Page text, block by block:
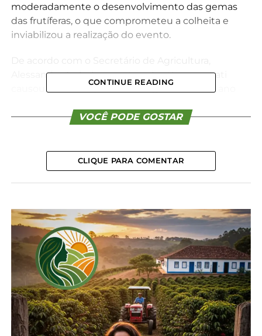
moderadamente o desenvolvimento das gemas
das frutíferas, o que comprometeu a colheita e
inviabilizou a realização do evento.
Alessandro Trybek, o cenário climático em Irati
causou danos irreparáveis. “As geadas desse ano
formação das gemas, que são essenciais para o
pêssegos, limitando o volume disponível para a
colheita e para a realização da Festa do Pêssego”,
esclarece o secretário.
Como alternativa, a Prefeitura disponibilizou um
espaço para que os pêssegos sejam
comercializados a partir do dia 18 de novembro na
Feira do Produtor Iratiense.
Mudas
A Secretaria Municipal de Agropecuária e
Abastecimento de Irati anunciou que neste ano irá
CONTINUE READING
VOCÊ PODE GOSTAR
CLIQUE PARA COMENTAR